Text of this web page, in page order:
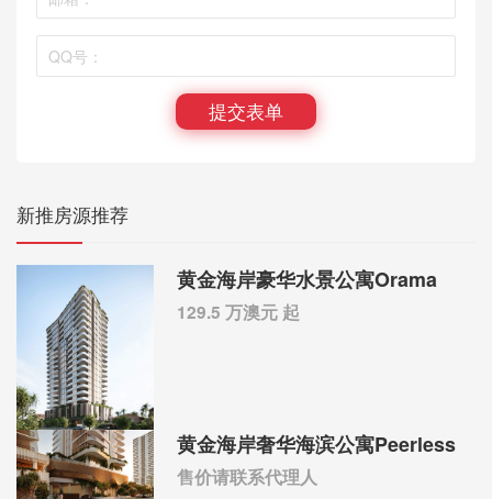
提交表单
新推房源推荐
黄金海岸豪华水景公寓Orama
129.5 万澳元 起
黄金海岸奢华海滨公寓Peerless
售价请联系代理人